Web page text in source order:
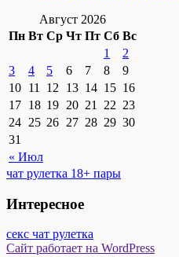
Август 2026
Пн Вт Ср Чт Пт Сб Вс
« Июл
1
2
3
4 5 6 7 8
9
10 11 12 13 14 15 16
17 18 19 20 21 22 23
24 25 26 27 28 29 30
31
чат рулетка 18+ пары
Интересное
секс чат рулетка
Сайт работает на WordPress